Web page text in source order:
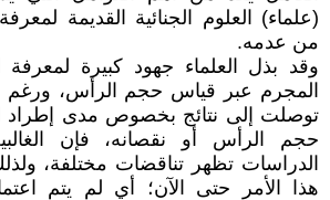
(علماء) العلوم الجنائية القديمة
من عدمه.
وقد بذل العلماء جهود كبيرة
المجرم عبر قياس حجم الرأس، ورغم
توصلت إلى نتائج بخصوص مدى إطراد
حجم الرأس أو نقصانه، فإن
الدراسات تظهر تناقضات مختلفة،
هذا الأمر حتى الآن؛ أي لم يتم